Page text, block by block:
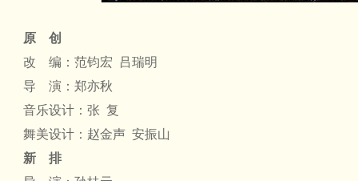
原 创
改 编：范钧宏 吕瑞明
导 演：郑亦秋
音乐设计：张 复
舞美设计：赵金声 安振山
新 排